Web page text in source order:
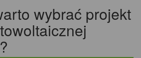
wybrać projekt